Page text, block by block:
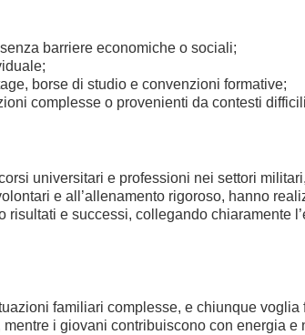
barriere economiche o sociali;
borse di studio e convenzioni formative;
complesse o provenienti da contesti
universitari e professioni nei settori
e all’allenamento rigoroso, hanno
e successi, collegando chiaramente
familiari complesse, e chiunque
i giovani contribuiscono con energia